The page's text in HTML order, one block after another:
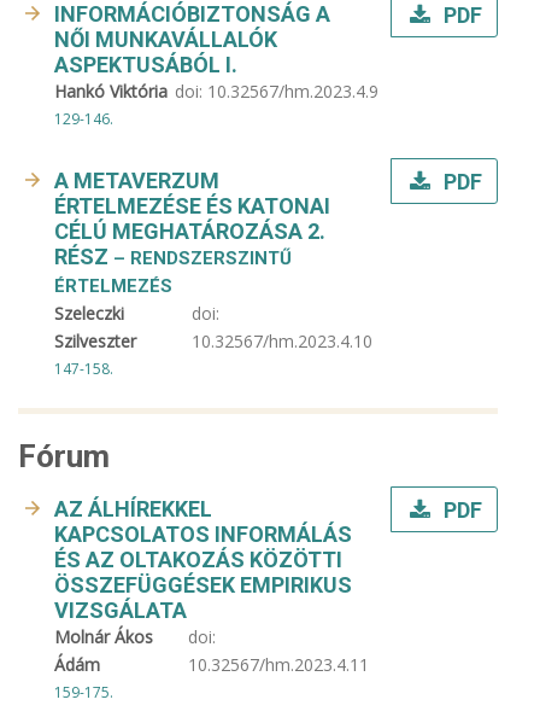
INFORMÁCIÓBIZTONSÁG A
NŐI MUNKAVÁLLALÓK
ASPEKTUSÁBÓL I.
Hankó Viktória doi: 10.32567/hm.2023.4.9
129-146.
PDF
A METAVERZUM
ÉRTELMEZÉSE ÉS KATONAI
CÉLÚ MEGHATÁROZÁSA 2.
RÉSZ – RENDSZERSZINTŰ
ÉRTELMEZÉS
Szeleczki
Szilveszter
doi:
10.32567/hm.2023.4.10
147-158.
PDF
Fórum
AZ ÁLHÍREKKEL
KAPCSOLATOS INFORMÁLÁS
ÉS AZ OLTAKOZÁS KÖZÖTTI
ÖSSZEFÜGGÉSEK EMPIRIKUS
VIZSGÁLATA
Molnár Ákos
Ádám
doi:
10.32567/hm.2023.4.11
159-175.
PDF